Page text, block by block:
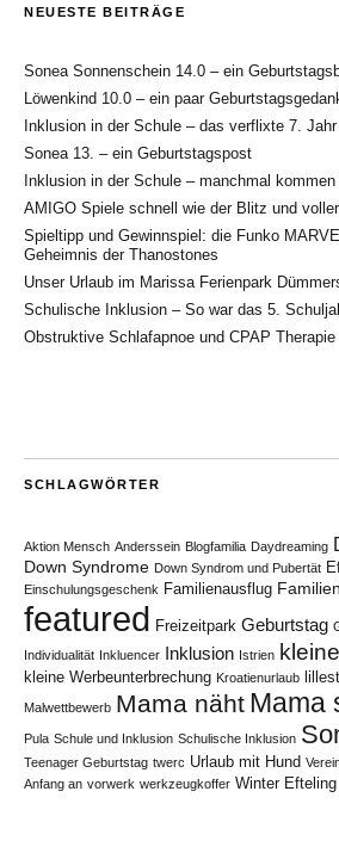
NEUESTE BEITRÄGE
Sonea Sonnenschein 14.0 – ein
Löwenkind 10.0 – ein paar
Inklusion in der Schule – das verflixte 7. Jahr
Sonea 13. – ein Geburtstagspost
Inklusion in der Schule – manchmal kommen
AMIGO Spiele schnell wie der Blitz und
Spieltipp und Gewinnspiel: die Funko
Geheimnis der Thanostones
Unser Urlaub im Marissa Ferienpark
Schulische Inklusion – So war das 5.
Obstruktive Schlafapnoe und CPAP Therapie
SCHLAGWÖRTER
Aktion Mensch Anderssein Blogfamilia Daydreaming
Down Syndrome Down Syndrom und Pubertät
Einschulungsgeschenk Familienausflug
featured Freizeitpark Geburtstag
Individualität Inkluencer Inklusion Istrien
kleine Werbeunterbrechung Kroatienurlaub
Malwettbewerb Mama näht Mama
Pula Schule und Inklusion Schulische Inklusion
Teenager Geburtstag twerc Urlaub mit Hund
Anfang an vorwerk werkzeugkoffer Winter Efteling